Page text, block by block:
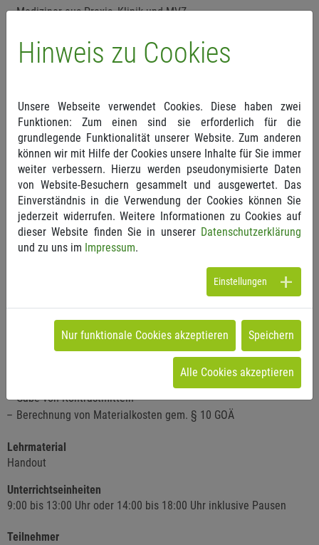
Mediziner aus Praxis, Klinik und MVZ
Verwaltungspersonal aus Praxis, Klinik und MVZ
Basis-Wissen kurz aufgefrischt
Anwendungsbereich der GOÄ
Rechtliche Grundlagen der Privatabrechnung
Anforderungen an die ärztliche Dokumentation
Steigerungsfaktor (§ 5 Abs. 2 GOÄ)
Beratungen, Untersuchungen, Konsile und Zuschläge
Für Abrechnungseinsteiger empfehlen wir unbedingt das
Konventionelle Röntgendiagnostik
Computertomographie einschl. Zuschläge
Magnetresonanztomographie einschl. Zuschläge
Gabe von Kontrastmitteln
Berechnung von Materialkosten gem. § 10 GOÄ
Lehrmaterial
Handout
Unterrichtseinheiten
9:00 bis 13:00 Uhr oder 14:00 bis 18:00 Uhr inklusive Pausen
Teilnehmer
Hinweis zu Cookies
Unsere Webseite verwendet Cookies. Diese haben zwei
Funktionen: Zum einen sind sie erforderlich für die
grundlegende Funktionalität unserer Website. Zum anderen
können wir mit Hilfe der Cookies unsere Inhalte für Sie immer
weiter verbessern. Hierzu werden pseudonymisierte Daten
von Website-Besuchern gesammelt und ausgewertet. Das
Einverständnis in die Verwendung der Cookies können Sie
jederzeit widerrufen. Weitere Informationen zu Cookies auf
dieser Website finden Sie in unserer Datenschutzerklärung
und zu uns im Impressum.
Einstellungen
Nur funktionale Cookies akzeptieren Speichern
Alle Cookies akzeptieren